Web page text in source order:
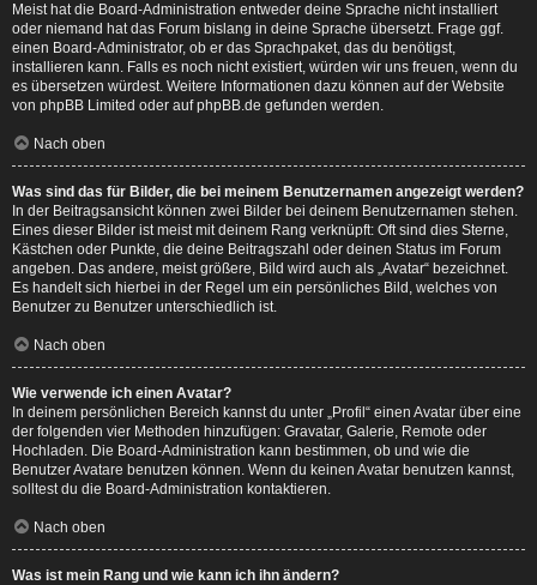
Meist hat die Board-Administration entweder deine Sprache nicht installiert
oder niemand hat das Forum bislang in deine Sprache übersetzt. Frage ggf.
einen Board-Administrator, ob er das Sprachpaket, das du benötigst,
installieren kann. Falls es noch nicht existiert, würden wir uns freuen, wenn du
es übersetzen würdest. Weitere Informationen dazu können auf der Website
von phpBB Limited oder aufphpBB.de gefunden werden.
Nach oben
Was sind das für Bilder, die bei meinem Benutzernamen angezeigt werden?
In der Beitragsansicht können zwei Bilder bei deinem Benutzernamen stehen.
Eines dieser Bilder ist meist mit deinem Rang verknüpft: Oft sind dies Sterne,
Kästchen oder Punkte, die deine Beitragszahl oder deinen Status im Forum
angeben. Das andere, meist größere, Bild wird auch als „Avatar“ bezeichnet.
Es handelt sich hierbei in der Regel um ein persönliches Bild, welches von
Benutzer zu Benutzer unterschiedlich ist.
Nach oben
Wie verwende ich einen Avatar?
In deinem persönlichen Bereich kannst du unter „Profil“ einen Avatar über eine
der folgenden vier Methoden hinzufügen: Gravatar, Galerie, Remote oder
Hochladen. Die Board-Administration kann bestimmen, ob und wie die
Benutzer Avatare benutzen können. Wenn du keinen Avatar benutzen kannst,
solltest du die Board-Administration kontaktieren.
Nach oben
Was ist mein Rang und wie kann ich ihn ändern?